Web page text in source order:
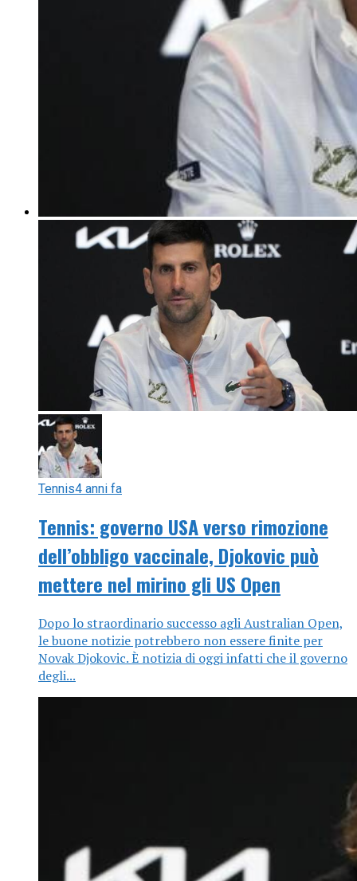
Tennis4 anni fa
Tennis: governo USA verso rimozione
dell’obbligo vaccinale, Djokovic può
mettere nel mirino gli US Open
Dopo lo straordinario successo agli Australian Open,
le buone notizie potrebbero non essere finite per
Novak Djokovic. È notizia di oggi infatti che il governo
degli...